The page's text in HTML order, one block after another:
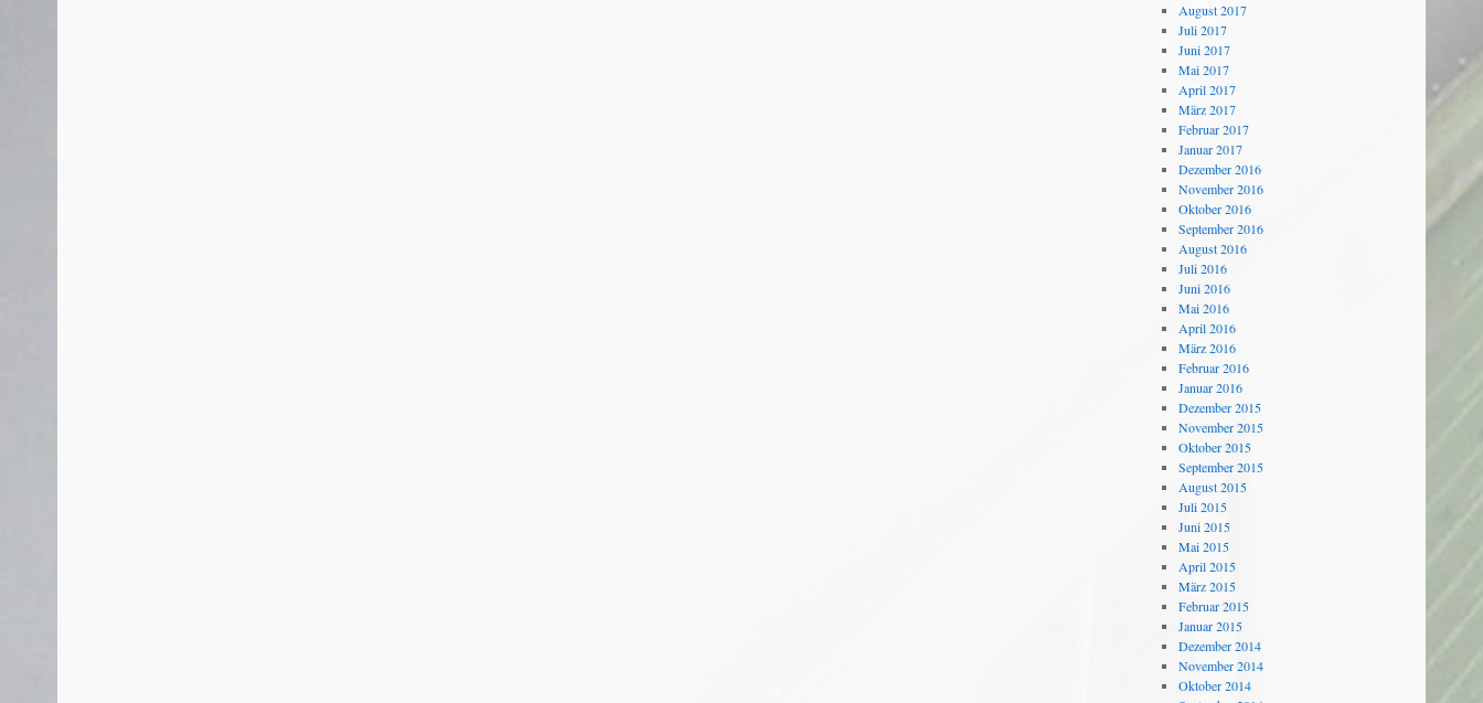
August 2017
Juli 2017
Juni 2017
Mai 2017
April 2017
März 2017
Februar 2017
Januar 2017
Dezember 2016
November 2016
Oktober 2016
September 2016
August 2016
Juli 2016
Juni 2016
Mai 2016
April 2016
März 2016
Februar 2016
Januar 2016
Dezember 2015
November 2015
Oktober 2015
September 2015
August 2015
Juli 2015
Juni 2015
Mai 2015
April 2015
März 2015
Februar 2015
Januar 2015
Dezember 2014
November 2014
Oktober 2014